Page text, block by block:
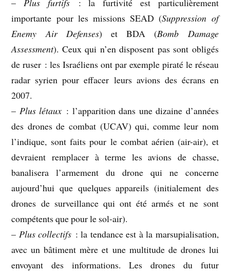
–Plus furtifs: la furtivité est particulièrement
importante pour les missions SEAD (Suppression of
Enemy Air Defenses) et BDA (Bomb Damage
Assessment). Ceux qui n’en disposent pas sont obligés
de ruser : les Israéliens ont par exemple piraté le réseau
radar syrien pour effacer leurs avions des écrans en
2007.
– Plus létaux : l’apparition dans une dizaine d’années
des drones de combat (UCAV) qui, comme leur nom
l’indique, sont faits pour le combat aérien (air-air), et
devraient remplacer à terme les avions de chasse,
banalisera l’armement du drone qui ne concerne
aujourd’hui que quelques appareils (initialement des
drones de surveillance qui ont été armés et ne sont
compétents que pour le sol-air).
– Plus collectifs : la tendance est à la marsupialisation,
avec un bâtiment mère et une multitude de drones lui
envoyant des informations. Les drones du futur